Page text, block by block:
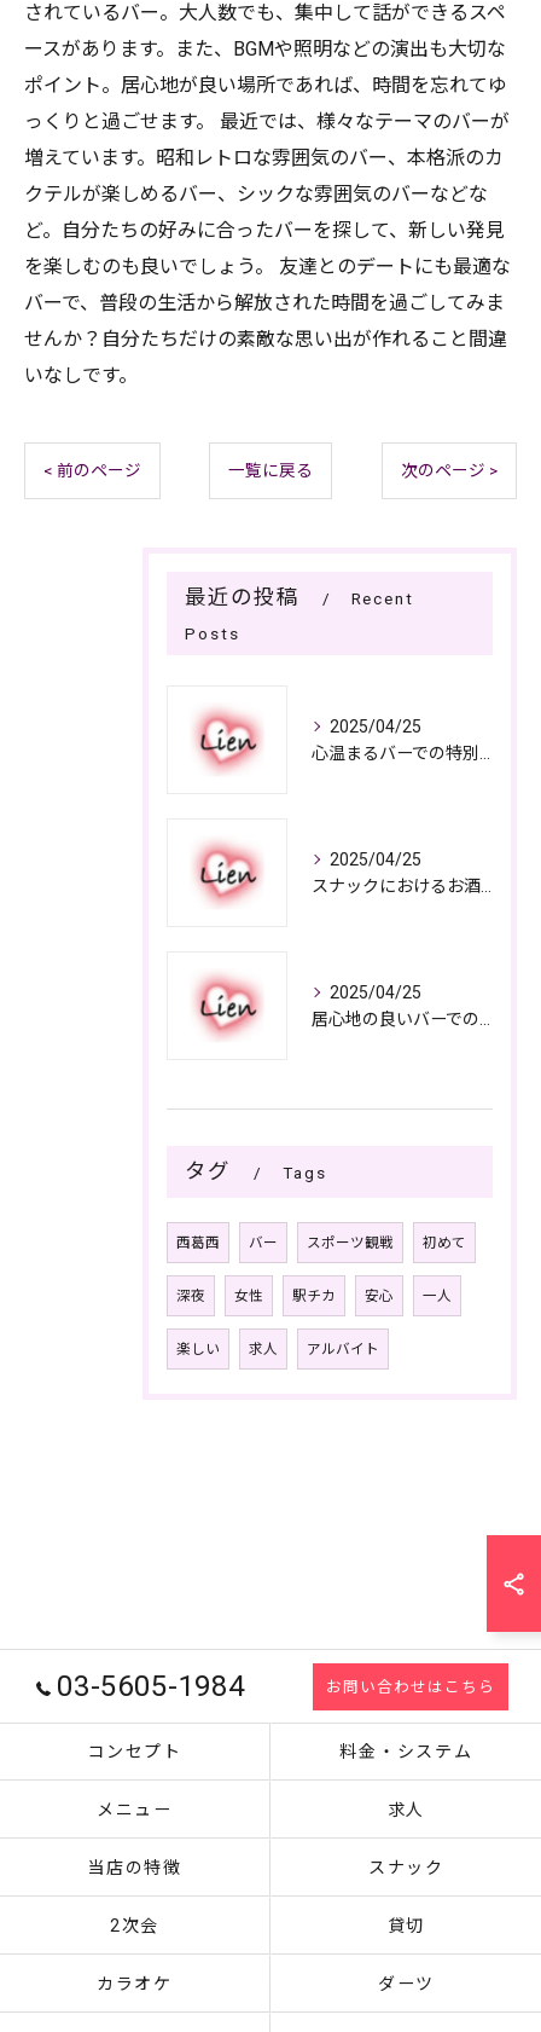
されているバー。大人数でも、集中して話ができるスペ
ースがあります。また、BGMや照明などの演出も大切な
ポイント。居心地が良い場所であれば、時間を忘れてゆ
っくりと過ごせます。 最近では、様々なテーマのバーが
増えています。昭和レトロな雰囲気のバー、本格派のカ
クテルが楽しめるバー、シックな雰囲気のバーなどな
ど。自分たちの好みに合ったバーを探して、新しい発見
を楽しむのも良いでしょう。 友達とのデートにも最適な
バーで、普段の生活から解放された時間を過ごしてみま
せんか？自分たちだけの素敵な思い出が作れること間違
いなしです。
< 前のページ 一覧に戻る 次のページ >
最近の投稿
Recent
Posts
2025/04/25
2025/04/25
2025/04/25
タグ Tags
西葛西 バー スポーツ観戦 初めて
深夜 女性 駅チカ 安心 一人
楽しい 求人 アルバイト
03-5605-1984 お問い合わせはこちら
コンセプト 料金・システム
メニュー 求人
当店の特徴 スナック
2次会 貸切
カラオケ ダーツ